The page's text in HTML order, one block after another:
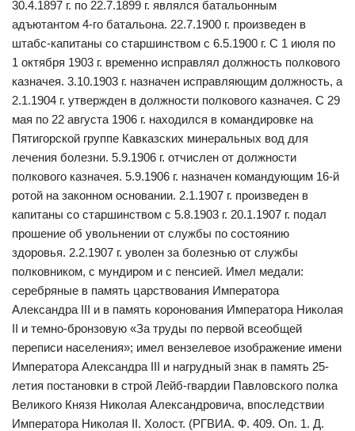
30.4.1897 г. по 22.7.1899 г. являлся батальонным
адъютантом 4-го батальона. 22.7.1900 г. произведен в
штабс-капитаны со старшинством с 6.5.1900 г. С 1 июля по
1 октября 1903 г. временно исправлял должность полкового
казначея. 3.10.1903 г. назначен исправляющим должность, а
2.1.1904 г. утвержден в должности полкового казначея. С 29
мая по 22 августа 1906 г. находился в командировке на
Пятигорской группе Кавказских минеральных вод для
лечения болезни. 5.9.1906 г. отчислен от должности
полкового казначея. 5.9.1906 г. назначен командующим 16-й
ротой на законном основании. 2.1.1907 г. произведен в
капитаны со старшинством с 5.8.1903 г. 20.1.1907 г. подал
прошение об увольнении от службы по состоянию
здоровья. 2.2.1907 г. уволен за болезнью от службы
полковником, с мундиром и с пенсией. Имел медали:
серебряные в память царствования Императора
Александра III и в память коронования Императора Николая
II и темно-бронзовую «За труды по первой всеобщей
переписи населения»; имел вензелевое изображение имени
Императора Александра III и нагрудный знак в память 25-
летия постановки в строй Лейб-гвардии Павловского полка
Великого Князя Николая Александровича, впоследствии
Императора Николая II. Холост. (РГВИА. Ф. 409. Оп. 1. Д.